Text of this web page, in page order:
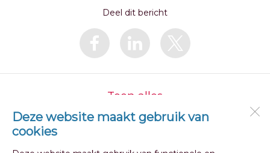
Deze website maakt gebruik van
cookies
Deel dit bericht
Toon alles
Julianalaan 2